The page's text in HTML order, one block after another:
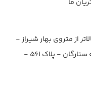
ما
از متروی بهار شیراز -
روبروی اتاق اصناف - جنب داروخانه ستارگان - پلاک 561 -